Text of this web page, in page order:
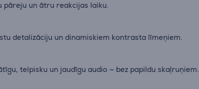
pāreju un ātru reakcijas laiku.
detalizāciju un dinamiskiem kontrasta līmeņiem.
telpisku un jaudīgu audio — bez papildu skaļruņiem.